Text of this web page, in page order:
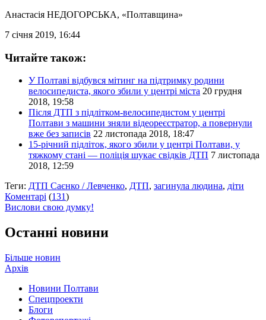
Анастасія НЕДОГОРСЬКА, «Полтавщина»
7 січня 2019, 16:44
Читайте також:
У Полтаві відбувся мітинг на підтримку родини
велосипедиста, якого збили у центрі міста 20 грудня
2018, 19:58
Після ДТП з підлітком-велосипедистом у центрі
Полтави з машини зняли відеореєстратор, а повернули
вже без записів 22 листопада 2018, 18:47
15-річний підліток, якого збили у центрі Полтави, у
тяжкому стані — поліція шукає свідків ДТП 7 листопада
2018, 12:59
Теги: ДТП Саєнко / Левченко, ДТП, загинула людина, діти
Коментарі (131)
Вислови свою думку!
Останні новини
Більше новин
Архів
Новини Полтави
Спецпроекти
Блоги